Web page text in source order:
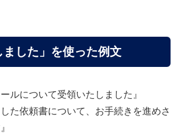
ました」を使った例文
ルについて受領いたしました』
た依頼書について、お手続きを進めさ